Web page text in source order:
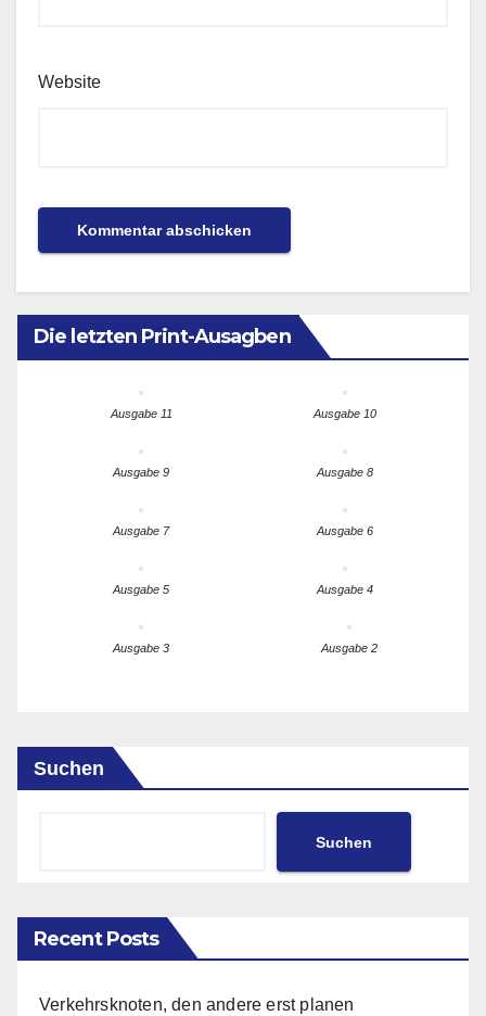
Website
Die letzten Print-Ausagben
Ausgabe 11 Ausgabe 10
Ausgabe 9 Ausgabe 8
Ausgabe 7 Ausgabe 6
Ausgabe 5 Ausgabe 4
Ausgabe 3 Ausgabe 2
Suchen
Suchen
Recent Posts
Verkehrsknoten, den andere erst planen